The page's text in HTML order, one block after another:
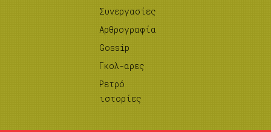
Συνεργασίες
Αρθρογραφία
Gossip
Γκολ-αρες
Ρετρό
ιστορίες